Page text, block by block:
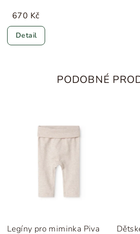
670 Kč
Detail
PODOBNÉ
Legíny pro miminka Piva